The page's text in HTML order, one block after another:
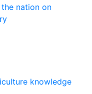
nation on
knowledge